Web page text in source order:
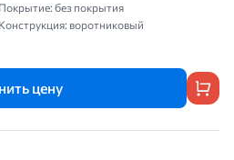
без покрытия
воротниковый
цену